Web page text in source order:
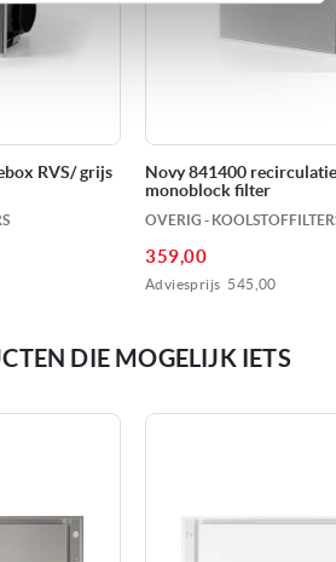
262 m3/u
RVS/ grijs
Novy 841400
monoblock filter
OVERIG -
359,00
Adviesprijs 545,00
DIE MOGELIJK IETS